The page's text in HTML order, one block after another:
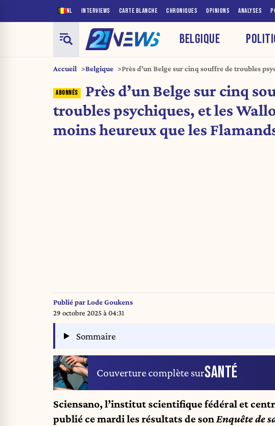
NL INTERVIEWS CARTE BLANCHE CHRONIQUES OPINIONS ANALYSES
BELGIQUE
Accueil Belgique
Près d’un Belge sur cinq souffre de troubles
Près d’un Belge sur cinq
troubles psychiques, et les
moins heureux que les
Publié parLode Goukens
29 octobre 2025 à 04:31
Sommaire
Couverture complète surSANTÉ
Sciensano, l’institut scientifique fédéral et
publié ce mardi les résultats de sonEnquête de